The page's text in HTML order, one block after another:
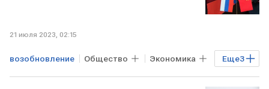
21 июля 2023, 02:15
Еще3
возобновление Общество Экономика
Мировая экономика КИТАЙ